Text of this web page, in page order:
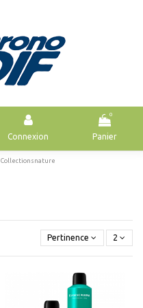
Connexion
0
Panier
Collectionsnature
Pertinence 2